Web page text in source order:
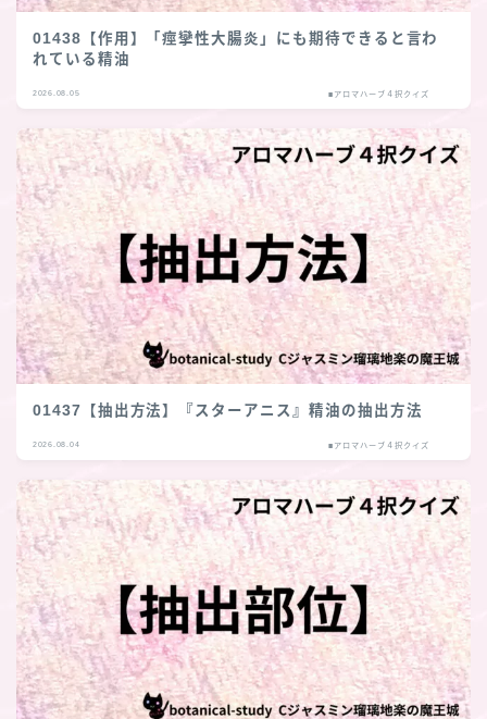
01438【作用】「痙攣性大腸炎」にも期待できると言わ
れている精油
2026.08.05 ■アロマハーブ４択クイズ
01437【抽出方法】『スターアニス』精油の抽出方法
2026.08.04 ■アロマハーブ４択クイズ